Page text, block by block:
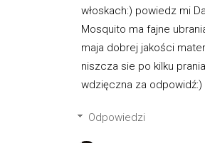
włoskach:) powiedz mi
Mosquito ma fajne
maja dobrej jakości
niszcza sie po kilku
wdzięczna za odpowidź:)
Odpowiedzi